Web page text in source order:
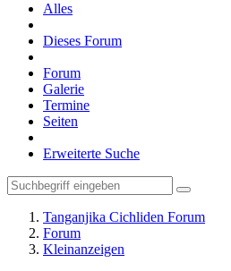
Alles
Dieses Forum
Forum
Galerie
Termine
Seiten
Erweiterte Suche
Tanganjika Cichliden Forum
Forum
Kleinanzeigen